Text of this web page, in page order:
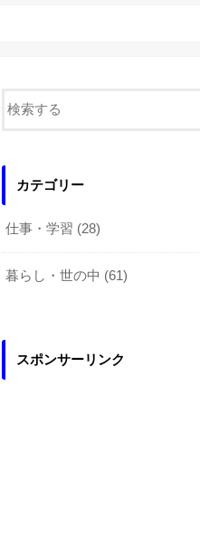
カテゴリー
仕事・学習 (28)
暮らし・世の中 (61)
スポンサーリンク